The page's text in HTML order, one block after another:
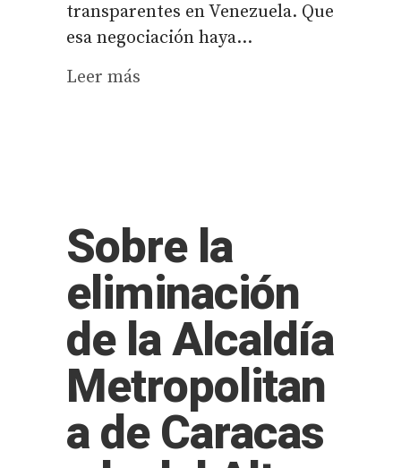
transparentes en Venezuela. Que
esa negociación haya...
Leer más
Sobre la
eliminación
de la Alcaldía
Metropolitan
a de Caracas